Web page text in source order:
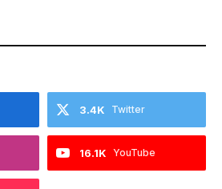
Twitter
3.4K
YouTube
16.1K